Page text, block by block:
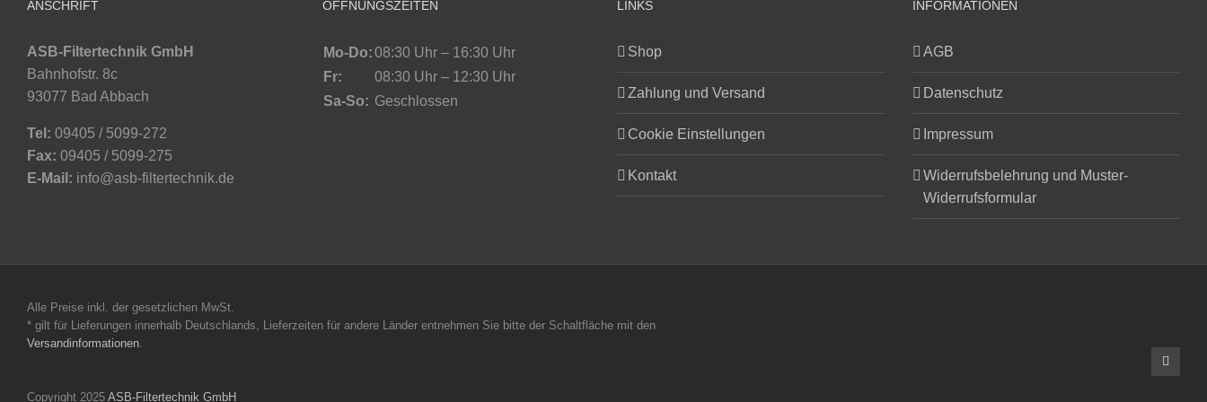
ANSCHRIFT
ASB-Filtertechnik GmbH
Bahnhofstr. 8c
93077 Bad Abbach
Tel: 09405 / 5099-272
Fax: 09405 / 5099-275
E-Mail: info@asb-filtertechnik.de
ÖFFNUNGSZEITEN
Mo-Do:08:30 Uhr – 16:30 Uhr
Fr:
08:30 Uhr – 12:30 Uhr
Sa-So: Geschlossen
LINKS
Shop
Zahlung und Versand
Cookie Einstellungen
Kontakt
INFORMATIONEN
AGB
Datenschutz
Impressum
Widerrufsbelehrung und Muster-
Widerrufsformular
Alle Preise inkl. der gesetzlichen MwSt.
* gilt für Lieferungen innerhalb Deutschlands, Lieferzeiten für andere Länder entnehmen Sie bitte der Schaltfläche mit den
Versandinformationen.
Copyright 2025 ASB-Filtertechnik GmbH